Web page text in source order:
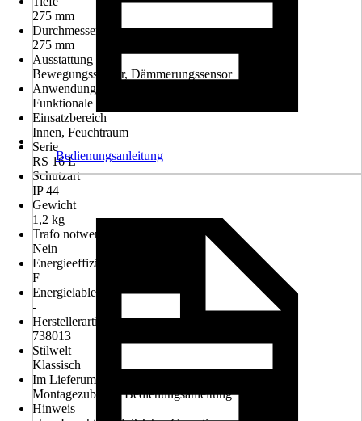
275 mm
Durchmesser
275 mm
Ausstattung
Bewegungssensor, Dämmerungssensor
Anwendung
Funktionale Beleuchtung
Einsatzbereich
Innen, Feuchtraum
Serie
RS 16 L
Schutzart
IP 44
Gewicht
1,2 kg
Trafo notwendig
Nein
Energieeffizienzklasse
F
Energielableart
-
Herstellerartikelnummer
738013
Stilwelt
Klassisch
Im Lieferumfang enthalten
Montagezubehör, Bedienungsanleitung
Hinweis
Bedienungsanleitung